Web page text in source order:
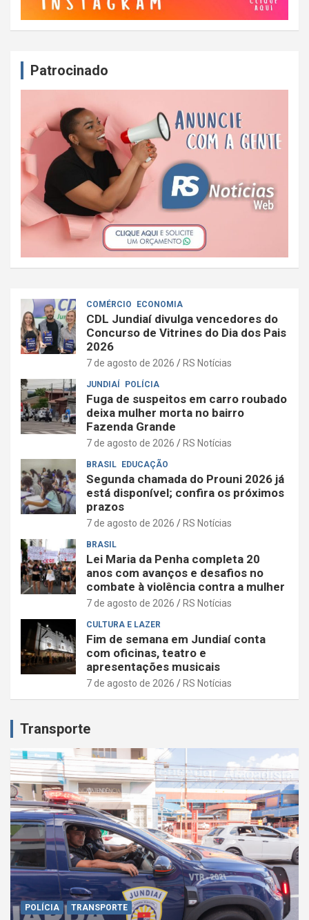
Patrocinado
COMÉRCIO ECONOMIA
CDL Jundiaí divulga vencedores do
Concurso de Vitrines do Dia dos Pais
2026
7 de agosto de 2026 RS Notícias
JUNDIAÍ POLÍCIA
Fuga de suspeitos em carro roubado
deixa mulher morta no bairro
Fazenda Grande
7 de agosto de 2026 RS Notícias
BRASIL EDUCAÇÃO
Segunda chamada do Prouni 2026 já
está disponível; confira os próximos
prazos
7 de agosto de 2026 RS Notícias
BRASIL
Lei Maria da Penha completa 20
anos com avanços e desafios no
combate à violência contra a mulher
7 de agosto de 2026 RS Notícias
CULTURA E LAZER
Fim de semana em Jundiaí conta
com oficinas, teatro e
apresentações musicais
7 de agosto de 2026 RS Notícias
Transporte
POLÍCIA TRANSPORTE